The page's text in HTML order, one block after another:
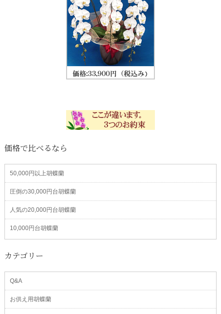
価格で比べるなら
50,000円以上胡蝶蘭
圧倒の30,000円台胡蝶蘭
人気の20,000円台胡蝶蘭
10,000円台胡蝶蘭
カテゴリー
Q&A
お供え用胡蝶蘭